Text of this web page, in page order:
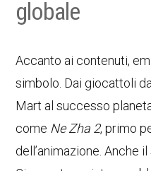
globale
Accanto ai contenuti,
simbolo. Dai giocattoli
Mart al successo
come Ne Zha 2, primo
dell’animazione. Anche